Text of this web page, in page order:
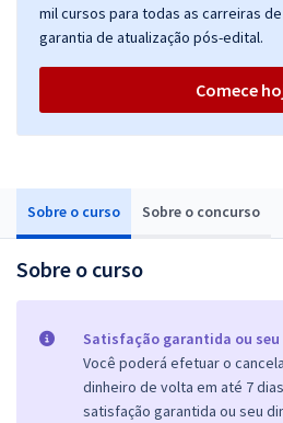
Sobre o curso Sobre o concurso
Sobre o curso
Satisfação garantida ou
Você poderá efetuar o
dinheiro de volta em até 7
satisfação garantida ou seu
mil cursos para todas as carreiras
garantia de atualização pós-edital.
Comece